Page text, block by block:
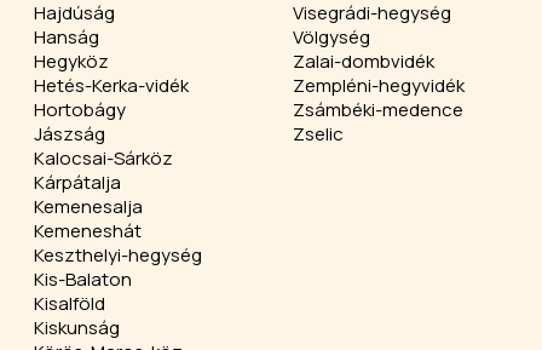
Hajdúság
Hanság
Hegyköz
Hetés-Kerka-vidék
Hortobágy
Jászság
Kalocsai-Sárköz
Kárpátalja
Kemenesalja
Kemeneshát
Keszthelyi-hegység
Kis-Balaton
Kisalföld
Kiskunság
Visegrádi-hegység
Völgység
Zalai-dombvidék
Zempléni-hegyvidék
Zsámbéki-medence
Zselic